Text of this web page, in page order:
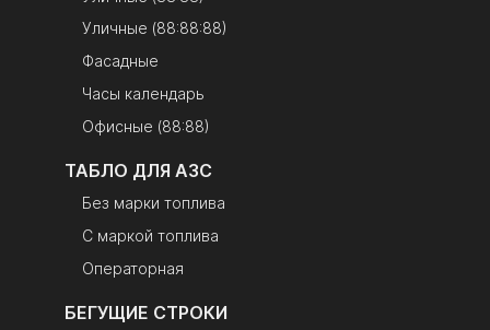
Уличные (88:88:88)
Фасадные
Часы календарь
Офисные (88:88)
ТАБЛО ДЛЯ АЗС
Без марки топлива
С маркой топлива
Операторная
БЕГУЩИЕ СТРОКИ